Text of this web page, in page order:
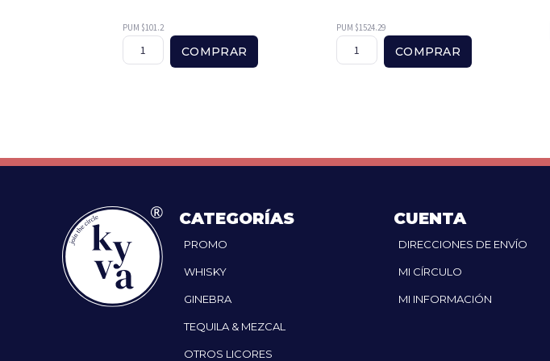
PUM $101.2
COMPRAR
PUM $1524.29
COMPRAR
CATEGORÍAS
PROMO
WHISKY
GINEBRA
TEQUILA & MEZCAL
OTROS LICORES
CUENTA
DIRECCIONES DE ENVÍO
MI CÍRCULO
MI INFORMACIÓN